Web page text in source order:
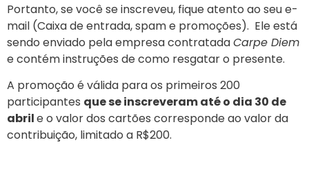
Portanto, se você se inscreveu, fique atento ao seu e-
mail (Caixa de entrada, spam e promoções). Ele está
sendo enviado pela empresa contratadaCarpe Diem
e contém instruções de como resgatar o presente.
A promoção é válida para os primeiros 200
participantes que se inscreveram até o dia 30 de
abrile o valor dos cartões corresponde ao valor da
contribuição, limitado a R$200.